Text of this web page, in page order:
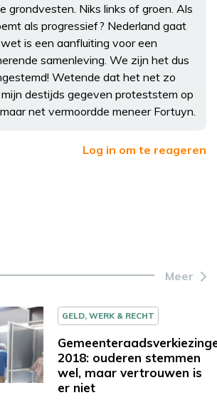
grondvesten. Niks links of groen. Als
als progressief? Nederland gaat
is een aanfluiting voor een
samenleving. We zijn het dus
Wetende dat het net zo
destijds gegeven proteststem op
net vermoordde meneer Fortuyn.
Log in om te reageren
Meer
GELD, WERK & RECHT
2018: ouderen stemmen
wel, maar vertrouwen is
er niet